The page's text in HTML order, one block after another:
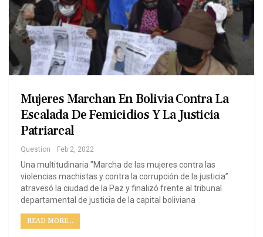
Mujeres Marchan En Bolivia Contra La
Escalada De Femicidios Y La Justicia
Patriarcal
Question Feb 2, 2022
Una multitudinaria "Marcha de las mujeres contra las
violencias machistas y contra la corrupción de la justicia”
atravesó la ciudad de la Paz y finalizó frente al tribunal
departamental de justicia de la capital boliviana
READ MORE...